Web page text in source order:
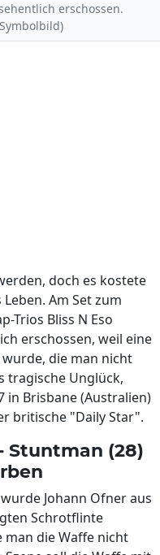
erschossen.
doch es kostete
Am Set zum
Trios Bliss N Eso
erschossen, weil eine
die man nicht
tragische Unglück,
in Brisbane (Australien)
britische "Daily Star".
Stuntman (28)
Johann Ofner aus
Schrotflinte
man die Waffe nicht